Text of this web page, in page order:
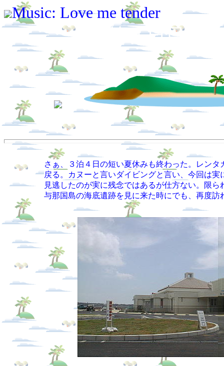
Music: Love me tender
第４日目
さぁ、３泊４日の短い夏休みも終わった。レン
戻る。カヌーと言いダイビングと言い、今回は
見逃したのが実に残念ではあるが仕方ない。限
与那国島の海底遺跡を見に来た時にでも、再度